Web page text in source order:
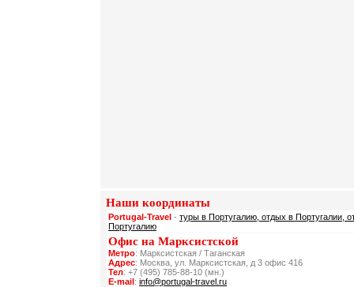
Наши координаты
Portugal-Travel - туры в Португалию, отдых в Португалии,
Португалию
Офис на Марксистской
Метро: Марксистская / Таганская
Адрес: Москва, ул. Марксистская, д 3 офис 416
Тел: +7 (495) 785-88-10 (мн.)
E-mail: info@portugal-travel.ru